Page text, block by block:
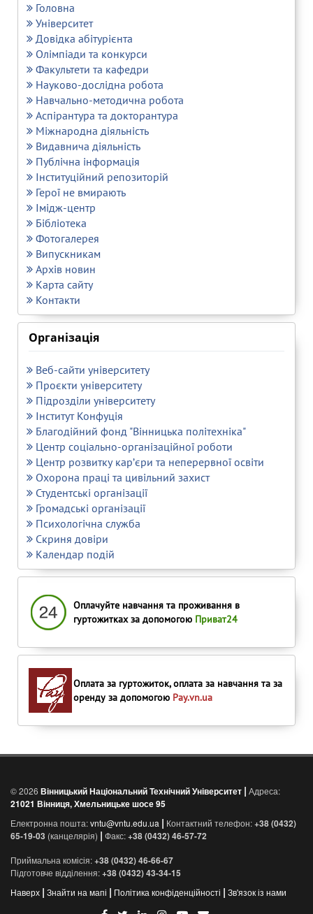
Головна
Університет
Довідка абітурієнта
Олімпіади та конкурси
Факультети та кафедри
Науково-дослідна робота
Навчально-методична робота
Аспірантура та докторантура
Міжнародна діяльність
Видавнича діяльність
Публічна інформація
Інституційний репозиторій
Герої не вмирають
Імідж-центр
Бібліотека
Фотогалерея
Випускникам
Архів новин
Карта сайту
Контакти
Організація
Веб-сайти університету
Проєкти університету
Підрозділи університету
Інститут Конфуція
Благодійний фонд "Вінницька політехніка"
Центр соціально-організаційної роботи
Центр розвитку кар’єри та неперервної освіти
Охорона праці та цивільний захист
Студентські організації
Громадські організації
Психологічна служба
Скриня довіри
Календар подій
Оплачуйте навчання та проживання в
гуртожитках за допомогою Приват24
Оплата за гуртожиток, оплата за навчання та за
оренду за допомогою Pay.vn.ua
© 2026 Вінницький Національний Технічний Університет | Адреса:
21021 Вінниця, Хмельницьке шосе 95
Електронна пошта:vntu@vntu.edu.ua | Контактний телефон:+38 (0432)
65-19-03 (канцелярія) | Факс:+38 (0432) 46-57-72
Приймальна комісія:+38 (0432) 46-66-67
Підготовче відділення:+38 (0432) 43-34-15
Наверх | Знайти на мапі | Політика конфіденційності | Зв'язок із нами